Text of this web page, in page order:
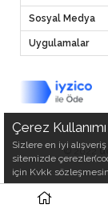
Sosyal Medya
Uygulamalar
© 2022
Çerez Kullanımı
Sizlere en iyi
sitemizde
için Kvkk